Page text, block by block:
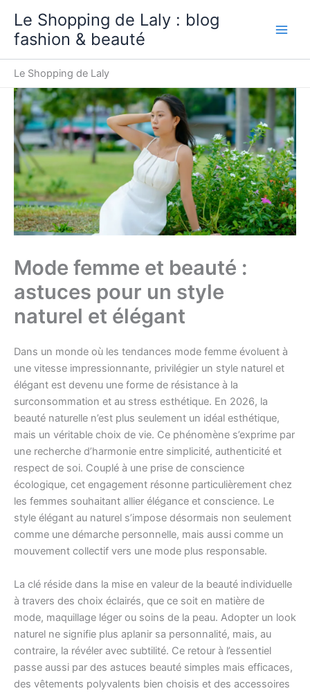
contenu
Le Shopping de Laly : blog
fashion & beauté
Le Shopping de Laly
Mode femme et beauté :
astuces pour un style
naturel et élégant
Dans un monde où les tendances mode femme évoluent à
une vitesse impressionnante, privilégier un style naturel et
élégant est devenu une forme de résistance à la
surconsommation et au stress esthétique. En 2026, la
beauté naturelle n’est plus seulement un idéal esthétique,
mais un véritable choix de vie. Ce phénomène s’exprime par
une recherche d’harmonie entre simplicité, authenticité et
respect de soi. Couplé à une prise de conscience
écologique, cet engagement résonne particulièrement chez
les femmes souhaitant allier élégance et conscience. Le
style élégant au naturel s’impose désormais non seulement
comme une démarche personnelle, mais aussi comme un
mouvement collectif vers une mode plus responsable.
La clé réside dans la mise en valeur de la beauté individuelle
à travers des choix éclairés, que ce soit en matière de
mode, maquillage léger ou soins de la peau. Adopter un look
naturel ne signifie plus aplanir sa personnalité, mais, au
contraire, la révéler avec subtilité. Ce retour à l’essentiel
passe aussi par des astuces beauté simples mais efficaces,
des vêtements polyvalents bien choisis et des accessoires